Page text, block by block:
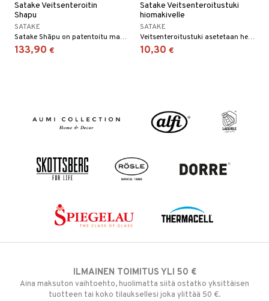
Satake Veitsenteroitin
Shapu
SATAKE
Satake Shāpu on patentoitu manuaalinen veitsenteroitin, joka tarjoaa optimaalisen parhaan tuloksen. Veitsenteroitin teroittaa/kiillottaa japanilaisen terän 15°-18° ja eurooppalaisen terän 20°-23°. Satake Shāpu:ssa on jousikuormitteiset, kääntyvät timantti/keraamiset teroitus- ja kiillotusvarret, jotka mukautuvat veitsenterän mukaan SAF* optimaalista teroitusta ja kiillotusta varten.
133,90 €
Satake Veitsenteroitustuki
hiomakivelle
SATAKE
Veitsenteroitustuki asetetaan helposti veitsen selkään ja se vakauttaa veitsen asennon hiomakivea vasten.
10,30 €
ILMAINEN TOIMITUS YLI 50 €
Aina maksuton vaihtoehto, huolimatta siitä ostatko yksittäisen
tuotteen tai koko tilauksellesi joka ylittää 50 €.